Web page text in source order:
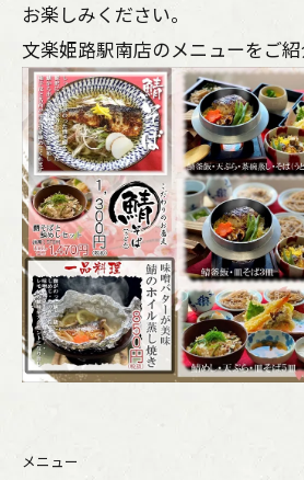
お楽しみください。
文楽姫路駅南店のメニューをご紹
メニュー